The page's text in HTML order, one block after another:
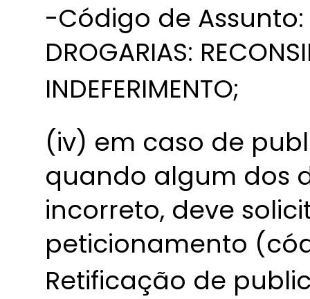
-Código de Assunto:
DROGARIAS:
INDEFERIMENTO;
(iv) em caso de
quando algum dos
incorreto, deve
peticionamento
Retificação de